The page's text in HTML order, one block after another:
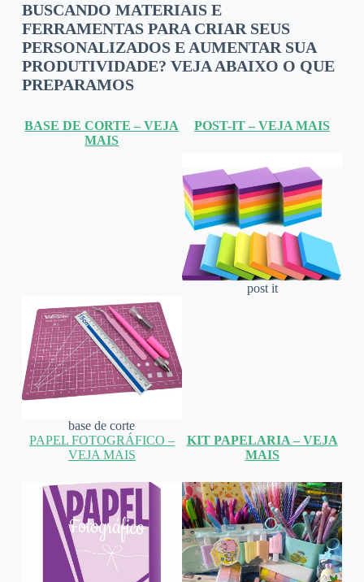
BUSCANDO MATERIAIS E
FERRAMENTAS PARA CRIAR SEUS
PERSONALIZADOS E AUMENTAR SUA
PRODUTIVIDADE? VEJA ABAIXO O QUE
PREPARAMOS
BASE DE CORTE – VEJA
MAIS
base de corte
POST-IT – VEJA MAIS
post it
PAPEL FOTOGRÁFICO –
VEJA MAIS
KIT PAPELARIA – VEJA
MAIS